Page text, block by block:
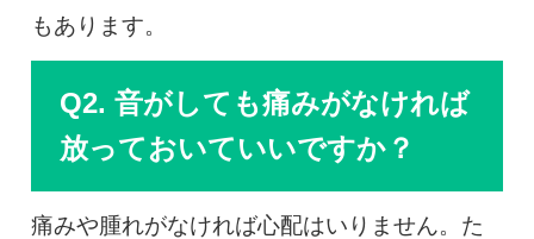
もあります。
Q2. 音がしても痛みがなければ
放っておいていいですか？
痛みや腫れがなければ心配はいりません。た